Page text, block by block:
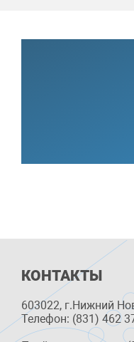
КОНТАКТЫ
603022, г.Нижний
Телефон: (831) 462